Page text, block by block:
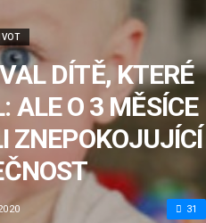
DÍTĚ, KTERÉ
ALE O 3 MĚSÍCE
ZNEPOKOJUJÍCÍ
31